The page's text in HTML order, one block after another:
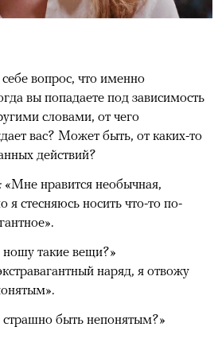
себе вопрос, что именно
вы попадаете под зависимость
словами, от чего
вас? Может быть, от каких-то
действий?
«Мне нравится необычная,
я стесняюсь носить что-то по-
такие вещи?»
наряд, я отвожу
быть непонятым?»